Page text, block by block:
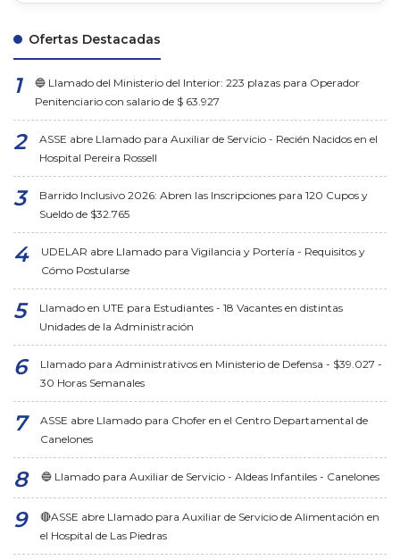
Ofertas Destacadas
🔵 Llamado del Ministerio del Interior: 223 plazas para Operador
Penitenciario con salario de $ 63.927
ASSE abre Llamado para Auxiliar de Servicio - Recién Nacidos en el
Hospital Pereira Rossell
Barrido Inclusivo 2026: Abren las Inscripciones para 120 Cupos y
Sueldo de $32.765
UDELAR abre Llamado para Vigilancia y Portería - Requisitos y
Cómo Postularse
Llamado en UTE para Estudiantes - 18 Vacantes en distintas
Unidades de la Administración
Llamado para Administrativos en Ministerio de Defensa - $39.027 -
30 Horas Semanales
ASSE abre Llamado para Chofer en el Centro Departamental de
Canelones
🔵 Llamado para Auxiliar de Servicio - Aldeas Infantiles - Canelones
🔴ASSE abre Llamado para Auxiliar de Servicio de Alimentación en
el Hospital de Las Piedras